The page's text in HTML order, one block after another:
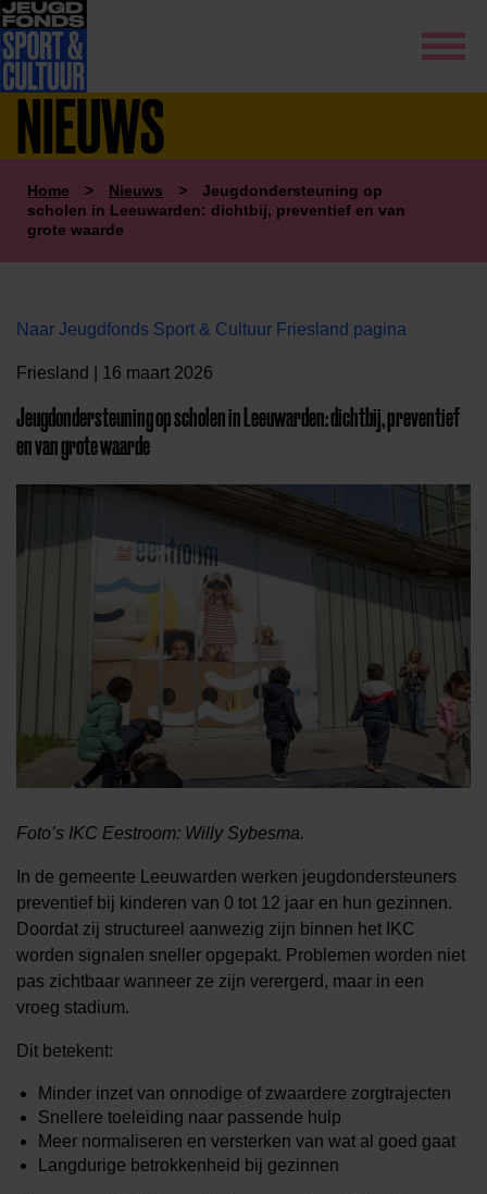
NIEUWS
Home > Nieuws >
Jeugdondersteuning op
scholen in Leeuwarden: dichtbij, preventief en van
grote waarde
Naar Jeugdfonds Sport & Cultuur Friesland pagina
Friesland | 16 maart 2026
Jeugdondersteuning op scholen in Leeuwarden: dichtbij, preventief
en van grote waarde
Foto’s IKC Eestroom: Willy Sybesma.
In de gemeente Leeuwarden werken jeugdondersteuners
preventief bij kinderen van 0 tot 12 jaar en hun gezinnen.
Doordat zij structureel aanwezig zijn binnen het IKC
worden signalen sneller opgepakt. Problemen worden niet
pas zichtbaar wanneer ze zijn verergerd, maar in een
vroeg stadium.
Dit betekent:
Minder inzet van onnodige of zwaardere zorgtrajecten
Snellere toeleiding naar passende hulp
Meer normaliseren en versterken van wat al goed gaat
Langdurige betrokkenheid bij gezinnen